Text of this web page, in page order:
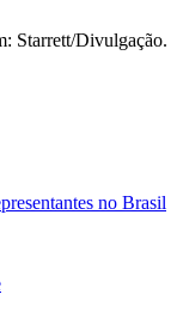
Starrett/Divulgação.
no Brasil